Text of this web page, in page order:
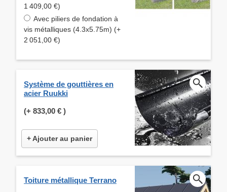
1 409,00 €)
Avec piliers de fondation à
vis métalliques (4.3x5.75m) (+
2 051,00 €)
Système de gouttières en
acier Ruukki
(+ 833,00 € )
+ Ajouter au panier
Toiture métallique Terrano